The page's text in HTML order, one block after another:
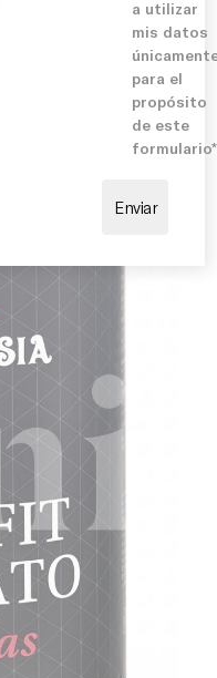
de vino,
a utilizar
mis datos
para el
propósito
de este
formulario*